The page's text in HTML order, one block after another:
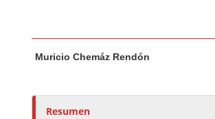
u
o
Muricio Chemáz Rendón
Resumen